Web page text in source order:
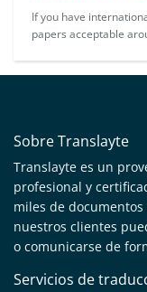
If you have
papers acceptable
Sobre Translayte
Translayte es un
profesional y
miles de
nuestros clientes
o comunicarse de
Servicios de